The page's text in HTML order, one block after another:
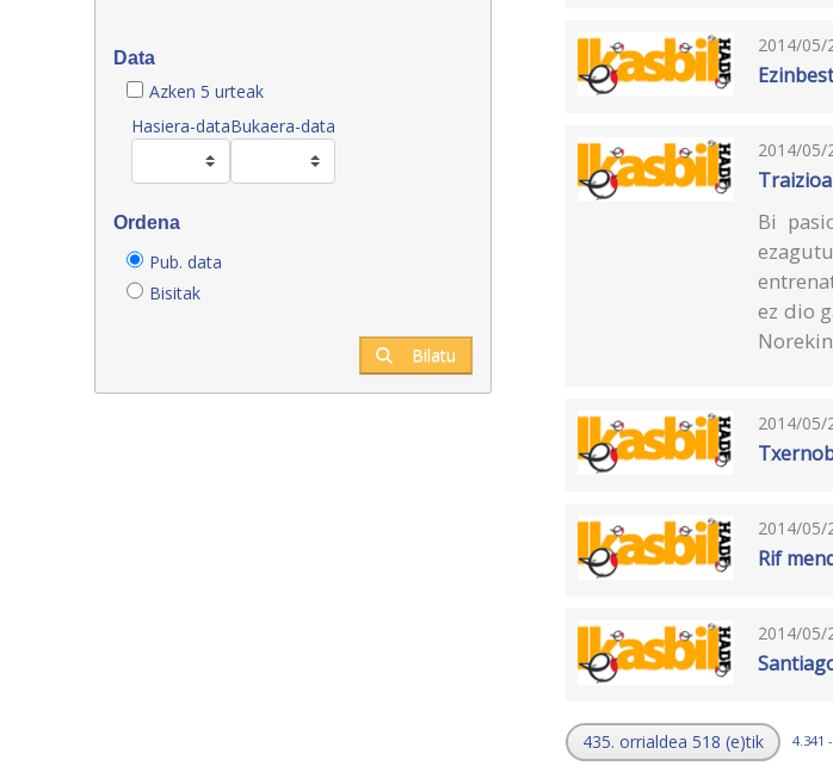
Data
Azken 5 urteak
Hasiera-dataBukaera-data
Ordena
Pub. data
Bisitak
Bilatu
2014/
2014/
Bi
ez dio
2014/
2014/
Rif
2014/
435. orrialdea 518 (e)tik 4.341